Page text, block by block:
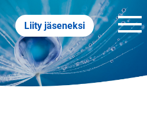
Liity jäseneksi